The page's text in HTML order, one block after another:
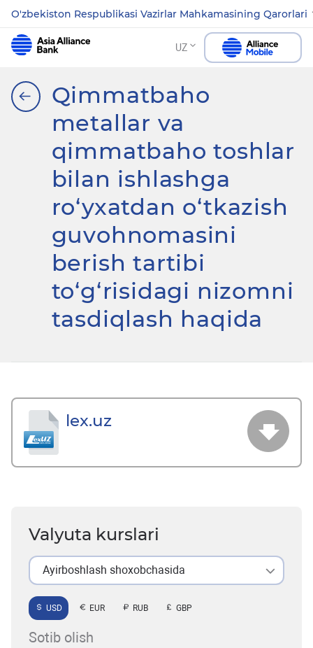
O'zbekiston Respublikasi Vazirlar Mahkamasining Qarorlari
UZ
Qimmatbaho
metallar va
qimmatbaho toshlar
bilan ishlashga
ro‘yxatdan o‘tkazish
guvohnomasini
berish tartibi
to‘g‘risidagi nizomni
tasdiqlash haqida
lex.uz
Valyuta kurslari
Ayirboshlash shoxobchasida
USD EUR RUB GBP
Sotib olish